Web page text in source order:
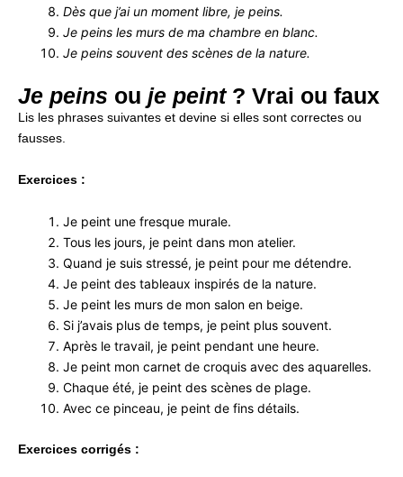
Dès que j’ai un moment libre, je peins.
Je peins les murs de ma chambre en blanc.
Je peins souvent des scènes de la nature.
Je peins ou je peint ? Vrai ou faux
Lis les phrases suivantes et devine si elles sont correctes ou
fausses.
Exercices :
Je peint une fresque murale.
Tous les jours, je peint dans mon atelier.
Quand je suis stressé, je peint pour me détendre.
Je peint des tableaux inspirés de la nature.
Je peint les murs de mon salon en beige.
Si j’avais plus de temps, je peint plus souvent.
Après le travail, je peint pendant une heure.
Je peint mon carnet de croquis avec des aquarelles.
Chaque été, je peint des scènes de plage.
Avec ce pinceau, je peint de fins détails.
Exercices corrigés :